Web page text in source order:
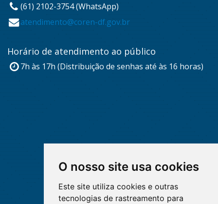
O nosso site usa cookies
Este site utiliza cookies e outras
tecnologias de rastreamento para
(61) 2102-3754 (WhatsApp)
atendimento@coren-df.gov.br
Horário de atendimento ao público
7h às 17h (Distribuição de senhas até às 16 horas)